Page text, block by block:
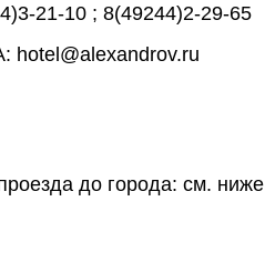
21-10; 8(49244)2-29-65
hotel@alexandrov.ru
до города: см. ниже